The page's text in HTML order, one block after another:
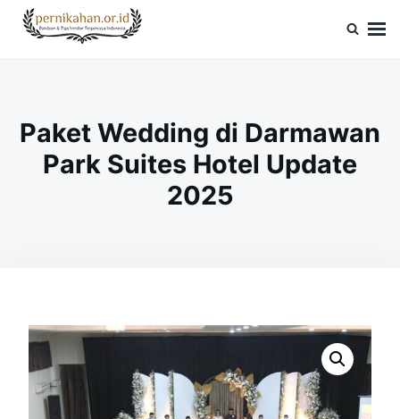
SkipSearch
for:
Paket Wedding di Darmawan
Park Suites Hotel Update
2025